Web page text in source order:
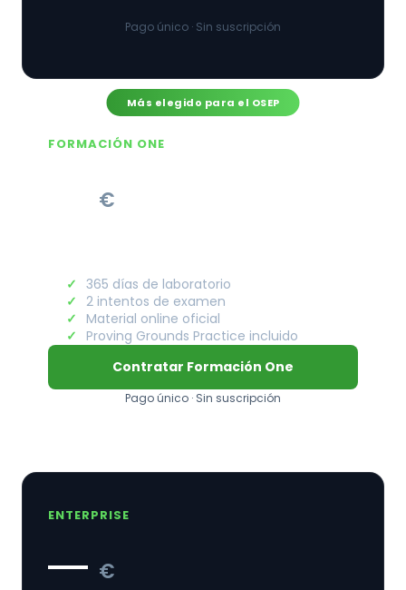
Pago único · Sin suscripción
Más elegido para el OSEP
FORMACIÓN ONE
€
365 días de laboratorio
2 intentos de examen
Material online oficial
Proving Grounds Practice incluido
Contratar Formación One
Pago único · Sin suscripción
ENTERPRISE
— €